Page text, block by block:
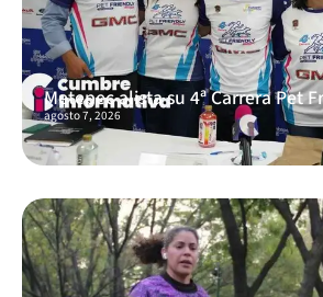
Metepec alista su 4ª Carrera Pet
agosto 7, 2026